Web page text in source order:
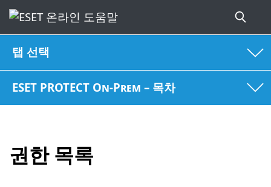
탭 선택
ESET PROTECT On-Prem – 목차
권한 목록